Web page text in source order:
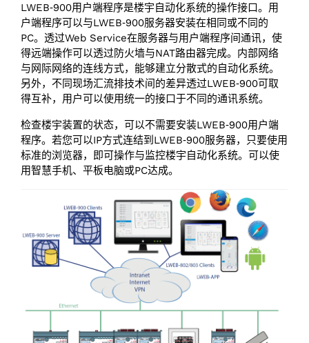
LWEB‑900用户端程序是楼宇自动化系统的操作接口。用
户端程序可以与LWEB‑900服务器安装在相同或不同的
PC。透过Web Service在服务器与用户端程序间通讯，使
得远端操作可以透过防火墙与NAT路由器完成。内部网络
与网际网络的连线方式，能够建立分散式的自动化系统。
另外，不同现场汇流排技术间的差异透过LWEB‑900可取
得互补，用户可以使用统一的接口于不同的通讯系统。
检查楼宇装置的状态，可以不需要安装LWEB‑900用户端
程序。若您可以IP方式连结到LWEB‑900服务器，只要使用
标准的浏览器，即可操作与监控楼宇自动化系统。可以使
用智慧手机、平板电脑或PC达成。